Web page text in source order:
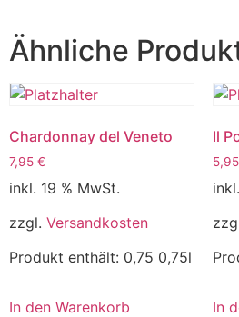
Ähnliche
Chardonnay del Veneto
7,95 €
inkl. 19 % MwSt.
zzgl. Versandkosten
Produkt enthält: 0,75 0,75l
In den Warenkorb
Il
5,95
In